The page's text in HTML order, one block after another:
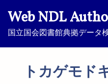
Web NDL
国立国会図書館典拠データ
トカゲモド